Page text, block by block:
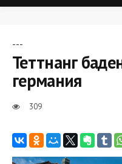
---
Теттнанг
германия
309